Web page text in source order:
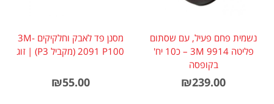
נשמית פחם פעיל, עם שסתום
פליטה 3M 9914 – כ10 יח'
בקופסה
₪239.00
מסנן פד לאבק וחלקיקים 3M-
2091 P100 (מקביל P3) | זוג
₪55.00